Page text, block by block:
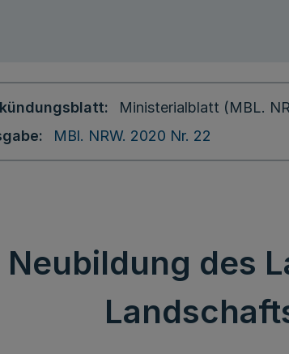
Ministerialblatt (MBL.
MBl. NRW. 2020 Nr. 22
Neubildung des